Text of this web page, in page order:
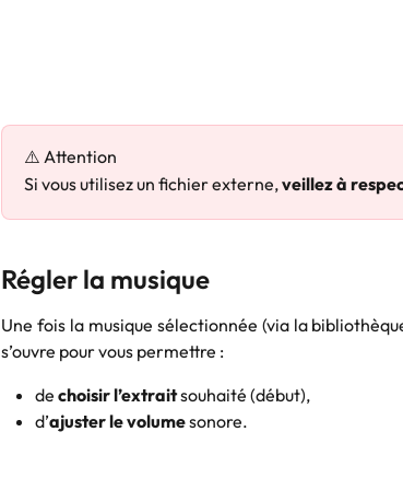
⚠️ Attention
Si vous utilisez un fichier externe, veillez à
Régler la musique
Une fois la musique sélectionnée (via la
s’ouvre pour vous permettre :
de choisir l’extrait souhaité (début),
d’ajuster le volume sonore.